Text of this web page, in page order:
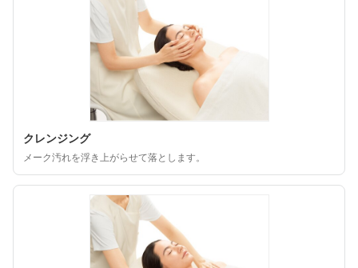
クレンジング
メーク汚れを浮き上がらせて落とします。